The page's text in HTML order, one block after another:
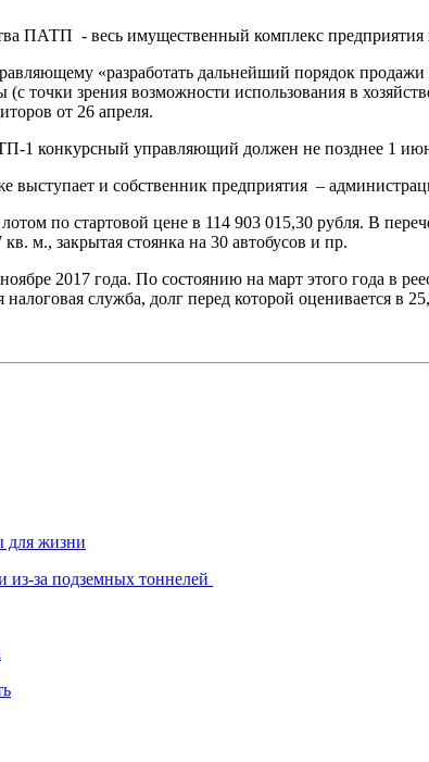
ПАТП - весь имущественный комплекс
«разработать дальнейший порядок
точки зрения возможности использования в
от 26 апреля.
1 конкурсный управляющий должен не позднее 1
выступает и собственник предприятия –
по стартовой цене в 114 903 015,30 рубля. В
м., закрытая стоянка на 30 автобусов и пр.
2017 года. По состоянию на март этого года в
служба, долг перед которой оценивается в
для жизни
из-за подземных тоннелей